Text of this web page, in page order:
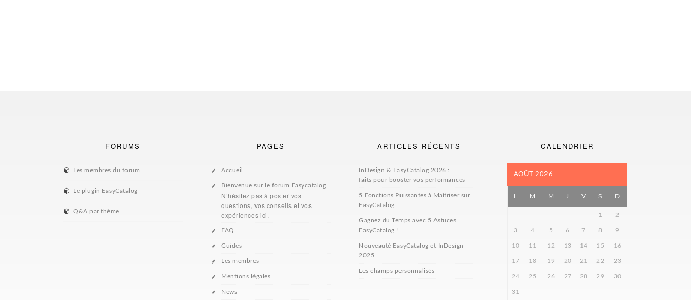
FORUMS
Les membres du forum
Le plugin EasyCatalog
Q&A par thème
PAGES
Accueil
Bienvenue sur le forum Easycatalog
N’hésitez pas à poster vos
questions, vos conseils et vos
expériences ici.
FAQ
Guides
Les membres
Mentions légales
News
ARTICLES RÉCENTS
InDesign & EasyCatalog 2026 :
faits pour booster vos performances
5 Fonctions Puissantes à Maîtriser sur
EasyCatalog
Gagnez du Temps avec 5 Astuces
EasyCatalog !
Nouveauté EasyCatalog et InDesign
2025
Les champs personnalisés
CALENDRIER
AOÛT 2026
L M M J V S D
1 2
3 4 5 6 7 8 9
10 11 12 13 14 15 16
17 18 19 20 21 22 23
24 25 26 27 28 29 30
31